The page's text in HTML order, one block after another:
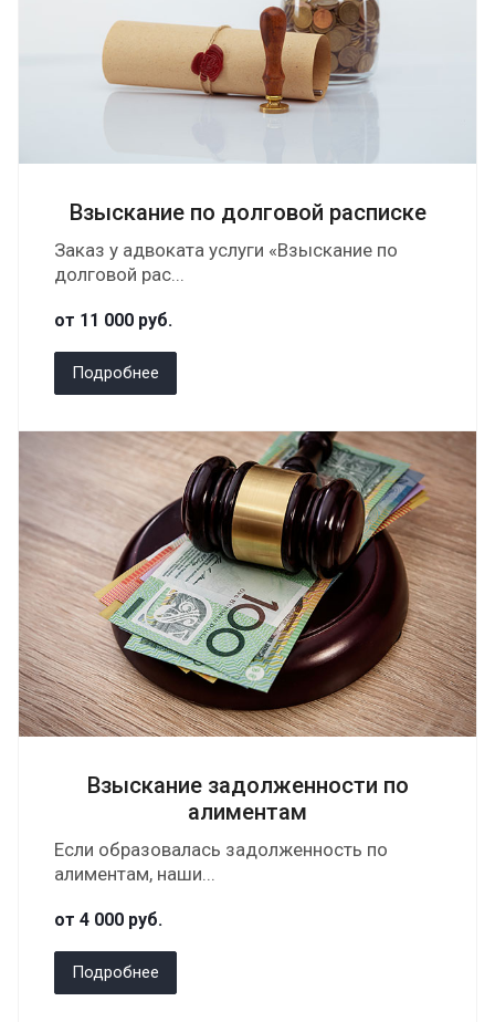
Взыскание по долговой расписке
Заказ у адвоката услуги «Взыскание по
долговой рас...
от 11 000 руб.
Подробнее
Взыскание задолженности по
алиментам
Если образовалась задолженность по
алиментам, наши...
от 4 000 руб.
Подробнее